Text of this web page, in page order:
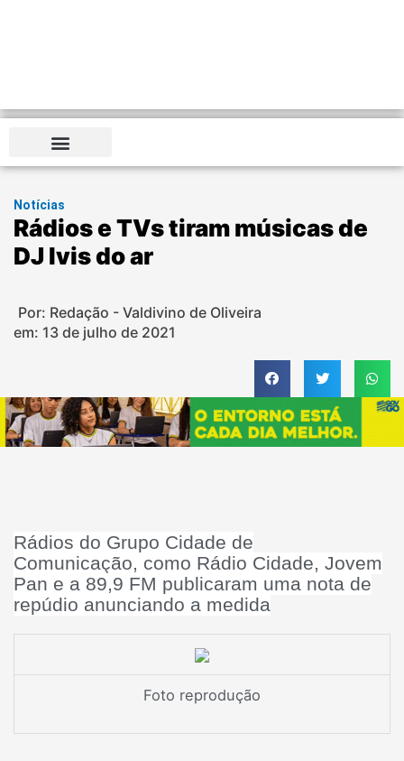
Notícias
Rádios e TVs tiram músicas de
DJ Ivis do ar
Por: Redação - Valdivino de Oliveira
em: 13 de julho de 2021
Rádios do Grupo Cidade de
Comunicação, como Rádio Cidade, Jovem
Pan e a 89,9 FM publicaram uma nota de
repúdio anunciando a medida
Foto reprodução